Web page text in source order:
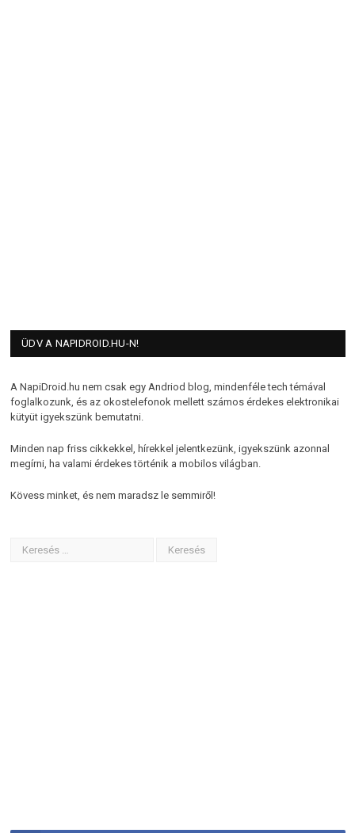
ÜDV A NAPIDROID.HU-N!
A NapiDroid.hu nem csak egy Andriod blog, mindenféle tech témával
foglalkozunk, és az okostelefonok mellett számos érdekes elektronikai
kütyüt igyekszünk bemutatni.
Minden nap friss cikkekkel, hírekkel jelentkezünk, igyekszünk azonnal
megírni, ha valami érdekes történik a mobilos világban.
Kövess minket, és nem maradsz le semmiről!